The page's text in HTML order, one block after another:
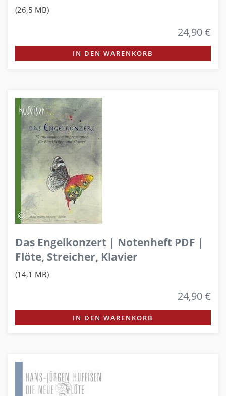
(26,5 MB)
24,90 €
IN DEN WARENKORB
Das Engelkonzert | Notenheft PDF |
Flöte, Streicher, Klavier
(14,1 MB)
24,90 €
IN DEN WARENKORB